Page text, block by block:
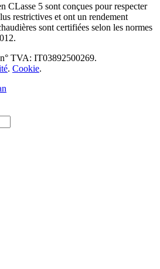
CLasse 5 sont conçues pour respecter
restrictives et ont un rendement
sont certifiées selon les normes
TVA: IT03892500269.
. Cookie.